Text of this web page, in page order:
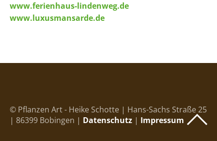
www.ferienhaus-lindenweg.de
www.luxusmansarde.de
© Pflanzen Art - Heike Schotte | Hans-Sachs Straße 25
| 86399 Bobingen | Datenschutz | Impressum